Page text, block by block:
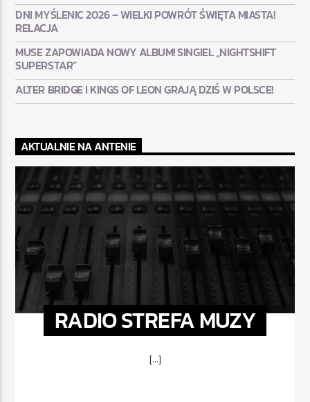
DNI MYŚLENIC 2026 – WIELKI POWRÓT ŚWIĘTA MIASTA!
RELACJA
MUSE ZAPOWIADA NOWY ALBUM! SINGIEL „NIGHTSHIFT
SUPERSTAR”
ALTER BRIDGE I KINGS OF LEON GRAJĄ DZIŚ W POLSCE!
AKTUALNIE NA ANTENIE
RADIO STREFA MUZY
[...]